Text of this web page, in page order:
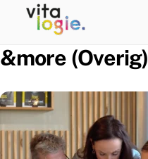
&more (Overig)